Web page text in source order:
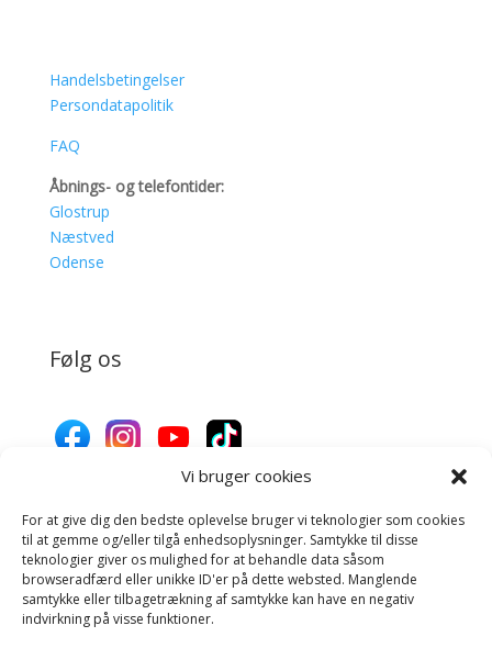
Vi bruger cookies
For at give dig den bedste oplevelse bruger vi teknologier som cookies
til at gemme og/eller tilgå enhedsoplysninger. Samtykke til disse
teknologier giver os mulighed for at behandle data såsom
browseradfærd eller unikke ID'er på dette websted. Manglende
samtykke eller tilbagetrækning af samtykke kan have en negativ
indvirkning på visse funktioner.
Handelsbetingelser
Persondatapolitik
FAQ
Åbnings- og telefontider:
Glostrup
Næstved
Odense
Følg os
Donér til Inges Kattehjem
Donér